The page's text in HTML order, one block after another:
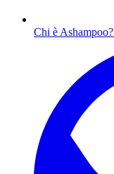
Chi è Ashampoo?